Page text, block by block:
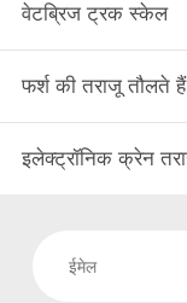
वेटब्रिज ट्रक स्केल
फर्श की तराजू तौलते हैं
इलेक्ट्रॉनिक क्रेन